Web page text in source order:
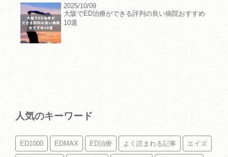
2025/10/09
大阪でED治療ができる評判の良い病院おすすめ
10選
人気のキーワード
ED1000 EDMAX ED治療 よく読まれる記事 エイズ